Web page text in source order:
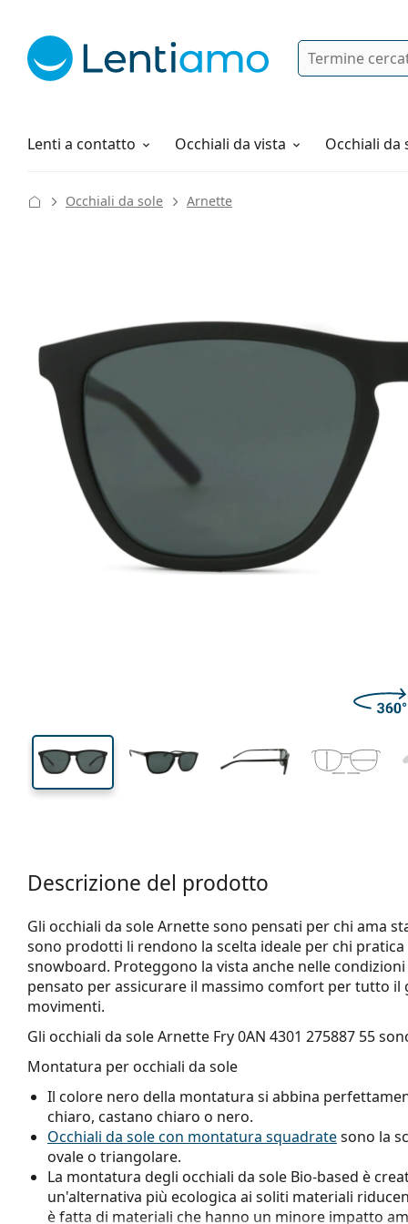
Ricerca
Lenti a contatto
Soluzioni Occhiali da vista Occhiali da
Tutto sugli acquisti
Occhiali da sole Arnette
Larghezza montatura
42 mm
Altezza lente Diametro lente (Calibro)
Diametro
lente
Descrizione del prodotto
Gli occhiali da sole Arnette sono pensati per chi ama
sono prodotti li rendono la scelta ideale per chi
snowboard. Proteggono la vista anche nelle
pensato per assicurare il massimo comfort per tutto
movimenti.
Gli occhiali da soleArnette Fry 0AN 4301 275887 55
Montatura per occhiali da sole
Il colore nero della montatura si abbina
chiaro, castano chiaro o nero.
Occhiali da sole con montatura squadratesono la
ovale o triangolare.
La montatura degli occhiali da sole Bio-based è
un'alternativa più ecologica ai soliti materiali
è fatta di materiali che hanno un minore impatto